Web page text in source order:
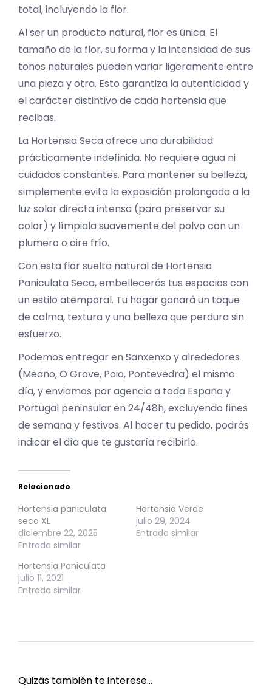
total, incluyendo la flor.
Al ser un producto natural, flor es única. El
tamaño de la flor, su forma y la intensidad de sus
tonos naturales pueden variar ligeramente entre
una pieza y otra. Esto garantiza la autenticidad y
el carácter distintivo de cada hortensia que
recibas.
La Hortensia Seca ofrece una durabilidad
prácticamente indefinida. No requiere agua ni
cuidados constantes. Para mantener su belleza,
simplemente evita la exposición prolongada a la
luz solar directa intensa (para preservar su
color) y límpiala suavemente del polvo con un
plumero o aire frío.
Con esta flor suelta natural de Hortensia
Paniculata Seca, embellecerás tus espacios con
un estilo atemporal. Tu hogar ganará un toque
de calma, textura y una belleza que perdura sin
esfuerzo.
Podemos entregar en Sanxenxo y alrededores
(Meaño, O Grove, Poio, Pontevedra) el mismo
día, y enviamos por agencia a toda España y
Portugal peninsular en 24/48h, excluyendo fines
de semana y festivos. Al hacer tu pedido, podrás
indicar el día que te gustaría recibirlo.
Relacionado
Hortensia paniculata
seca XL
diciembre 22, 2025
Entrada similar
Hortensia Verde
julio 29, 2024
Entrada similar
Hortensia Paniculata
julio 11, 2021
Entrada similar
Quizás también te interese…